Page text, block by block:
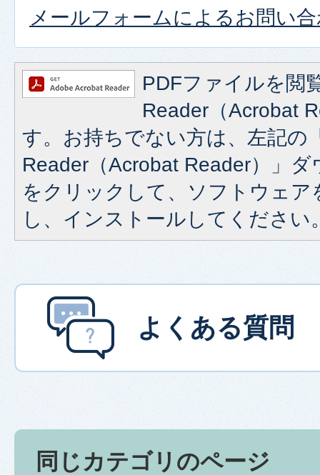
メールフォームによるお問い
PDFファイルを閲
Reader（Acrobat
す。お持ちでない方は、左記の
Reader（Acrobat Reader）」
をクリックして、ソフトウェア
し、インストールしてください
よくある質問
同じカテゴリのページ